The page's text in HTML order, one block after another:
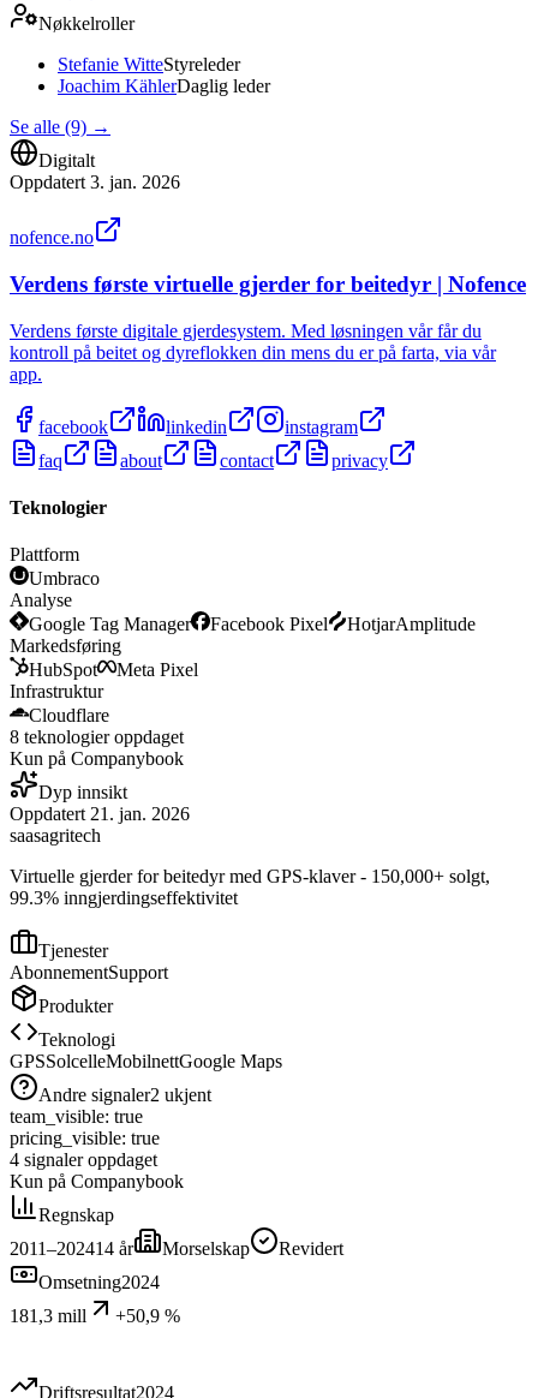
Nøkkelroller
Stefanie WitteStyreleder
Joachim KählerDaglig leder
Se alle (9) →
Digitalt
Oppdatert 3. jan. 2026
nofence.no
Verdens første virtuelle gjerder for beitedyr | Nofence
Verdens første digitale gjerdesystem. Med løsningen vår får du
kontroll på beitet og dyreflokken din mens du er på farta, via vår
app.
facebook linkedin
instagram
faq
about contact privacy
Teknologier
Plattform
Umbraco
Analyse
Google Tag Manager
Facebook Pixel HotjarAmplitude
Markedsføring
HubSpot
Meta Pixel
Infrastruktur
Cloudflare
8 teknologier oppdaget
Kun på Companybook
Dyp innsikt
Oppdatert 21. jan. 2026
saasagritech
Virtuelle gjerder for beitedyr med GPS-klaver - 150,000+ solgt,
99.3% inngjerdingseffektivitet
Tjenester
AbonnementSupport
Produkter
Teknologi
GPSSolcelleMobilnettGoogle Maps
Andre signaler2 ukjent
team_visible: true
pricing_visible: true
4 signaler oppdaget
Kun på Companybook
Regnskap
2011–202414 år Morselskap
Revidert
Omsetning2024
181,3 mill
+50,9 %
Driftsresultat2024